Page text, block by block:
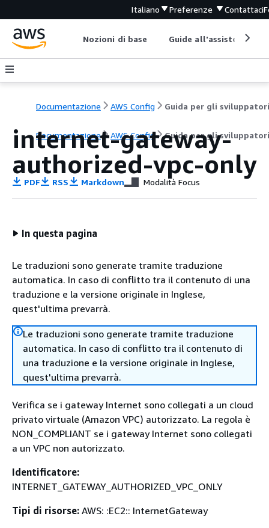
Italiano Preferenze Contattaci
Nozioni di base Guide all'assistenza
Documentazione AWS Config Guida per gli sviluppatori
Documentazione AWS Config Guida per gli sviluppatori
internet-gateway-
authorized-vpc-only
PDF RSS Markdown Modalità Focus
In questa pagina
Le traduzioni sono generate tramite traduzione
automatica. In caso di conflitto tra il contenuto di una
traduzione e la versione originale in Inglese,
quest'ultima prevarrà.
Le traduzioni sono generate tramite traduzione
automatica. In caso di conflitto tra il contenuto di
una traduzione e la versione originale in Inglese,
quest'ultima prevarrà.
Verifica se i gateway Internet sono collegati a un cloud
privato virtuale (Amazon VPC) autorizzato. La regola è
NON_COMPLIANT se i gateway Internet sono collegati
a un VPC non autorizzato.
Identificatore:
INTERNET_GATEWAY_AUTHORIZED_VPC_ONLY
Tipi di risorse: AWS: :EC2:: InternetGateway